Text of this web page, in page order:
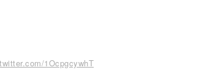
1OcpgcywhT